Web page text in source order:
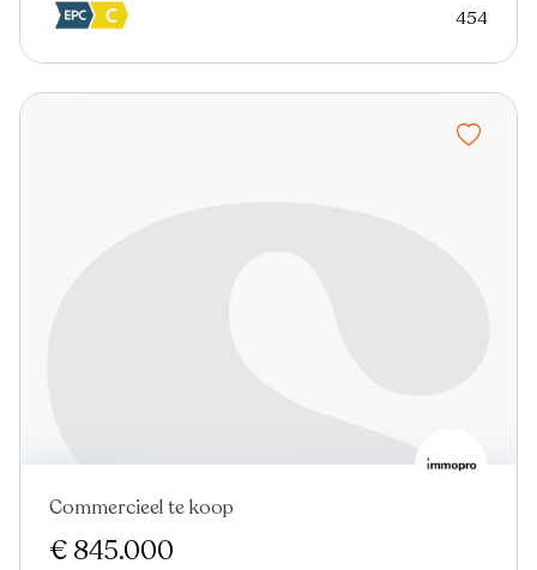
454
Nieuw
Commercieel te koop
€ 845.000